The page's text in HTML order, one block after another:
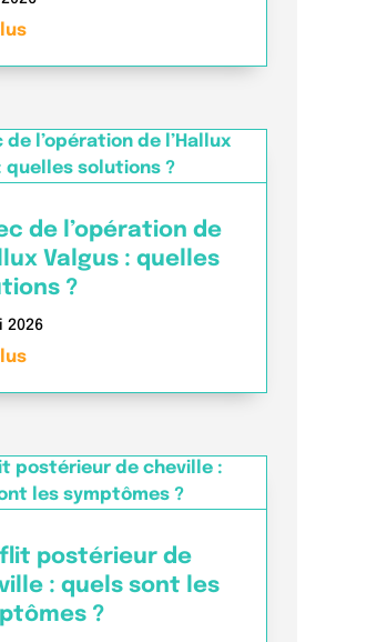
de l’opération de
Valgus : quelles
?
2026
postérieur de
: quels sont les
?